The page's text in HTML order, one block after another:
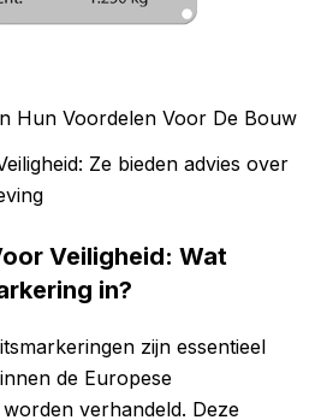
Ze bieden advies over
Veiligheid: Wat
in?
zijn essentieel
de Europese
verhandeld. Deze